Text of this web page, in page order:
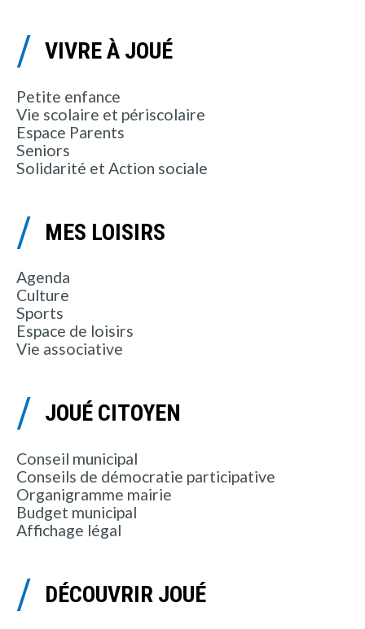
VIVRE À JOUÉ
Petite enfance
Vie scolaire et périscolaire
Espace Parents
Seniors
Solidarité et Action sociale
MES LOISIRS
Agenda
Culture
Sports
Espace de loisirs
Vie associative
JOUÉ CITOYEN
Conseil municipal
Conseils de démocratie participative
Organigramme mairie
Budget municipal
Affichage légal
DÉCOUVRIR JOUÉ